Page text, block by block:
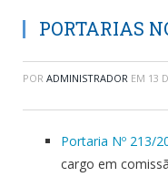
PORTARIAS
POR ADMINISTRADOR EM 13
Portaria Nº 213/
cargo em